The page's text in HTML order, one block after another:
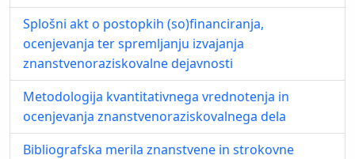
Splošni akt o postopkih (so)financiranja,
ocenjevanja ter spremljanju izvajanja
znanstvenoraziskovalne dejavnosti
Metodologija kvantitativnega vrednotenja in
ocenjevanja znanstvenoraziskovalnega dela
Bibliografska merila znanstvene in strokovne